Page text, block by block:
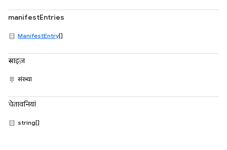
manifestEntries
ManifestEntry[]
साइज़
संख्या
चेतावनियां
string[]